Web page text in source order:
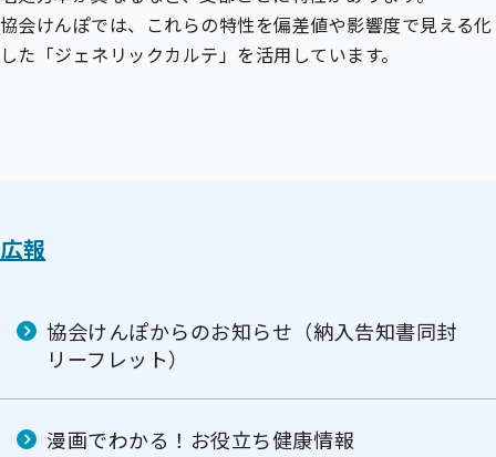
協会けんぽでは、これらの特性を偏差値や影響度で見える化
した「ジェネリックカルテ」を活用しています。
広報
協会けんぽからのお知らせ（納入告知書同封
リーフレット）
漫画でわかる！お役立ち健康情報